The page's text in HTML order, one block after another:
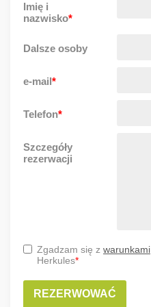
Imię i
nazwisko*
Dalsze osoby
e-mail*
Telefon*
Szczegóły
rezerwacji
Zgadzam się z warunkami
Herkules*
REZERWOWAĆ